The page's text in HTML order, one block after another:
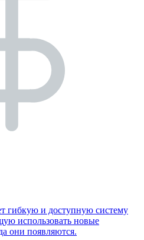
гибкую и доступную систему
использовать новые
они появляются.